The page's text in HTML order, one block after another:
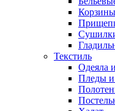
Текстиль
Одеяла
Пледы и